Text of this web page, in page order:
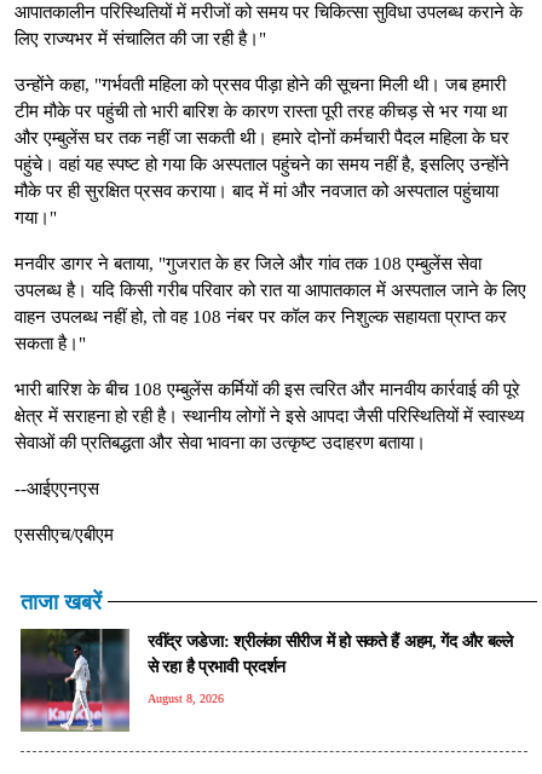
आपातकालीन परिस्थितियों में मरीजों को समय पर चिकित्सा सुविधा उपलब्ध कराने के
लिए राज्यभर में संचालित की जा रही है।"
उन्होंने कहा, "गर्भवती महिला को प्रसव पीड़ा होने की सूचना मिली थी। जब हमारी
टीम मौके पर पहुंची तो भारी बारिश के कारण रास्ता पूरी तरह कीचड़ से भर गया था
और एम्बुलेंस घर तक नहीं जा सकती थी। हमारे दोनों कर्मचारी पैदल महिला के घर
पहुंचे। वहां यह स्पष्ट हो गया कि अस्पताल पहुंचने का समय नहीं है, इसलिए उन्होंने
मौके पर ही सुरक्षित प्रसव कराया। बाद में मां और नवजात को अस्पताल पहुंचाया
गया।"
मनवीर डागर ने बताया, "गुजरात के हर जिले और गांव तक 108 एम्बुलेंस सेवा
उपलब्ध है। यदि किसी गरीब परिवार को रात या आपातकाल में अस्पताल जाने के लिए
वाहन उपलब्ध नहीं हो, तो वह 108 नंबर पर कॉल कर निशुल्क सहायता प्राप्त कर
सकता है।"
भारी बारिश के बीच 108 एम्बुलेंस कर्मियों की इस त्वरित और मानवीय कार्रवाई की पूरे
क्षेत्र में सराहना हो रही है। स्थानीय लोगों ने इसे आपदा जैसी परिस्थितियों में स्वास्थ्य
सेवाओं की प्रतिबद्धता और सेवा भावना का उत्कृष्ट उदाहरण बताया।
--आईएएनएस
एससीएच/एबीएम
ताजा खबरें
रवींद्र जडेजा: श्रीलंका सीरीज में हो सकते हैं अहम, गेंद और बल्ले
से रहा है प्रभावी प्रदर्शन
August 8, 2026